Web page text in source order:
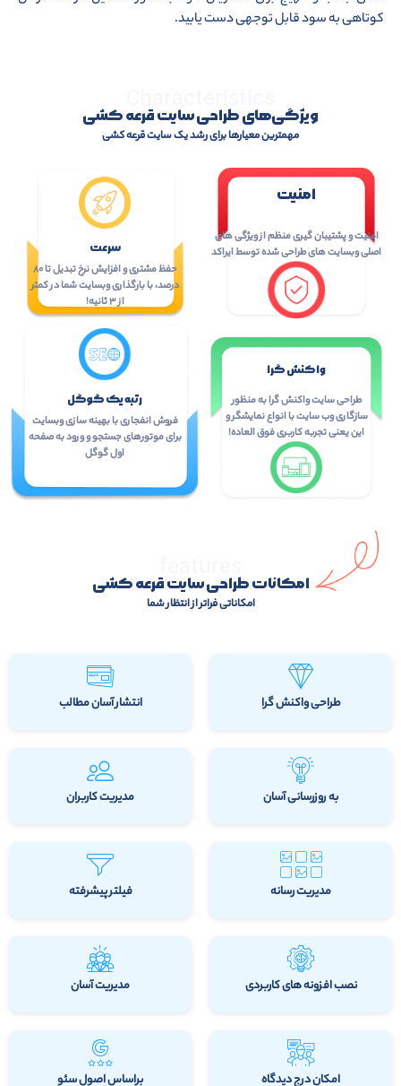
کوتاهی به سود قابل توجهی دست یابید.
ویژگی‌های طراحی سایت قرعه کشی
مهمترین معیارها برای رشد یک سایت قرعه کشی
امنیت
امنیت و پشتیبان گیری منظم از ویژگی های
اصلی وبسایت های طراحی شده توسط ایراکد
سرعت
حفظ مشتری و افزایش نرخ تبدیل تا ۸۰
درصد، با بارگذاری وبسایت شما در کمتر
از ۳ ثانیه!
واکنش گرا
طراحی سایت واکنش گرا به منظور
سازگاری وب سایت با انواع نمایشگر و
این یعنی تجربه کاربری فوق العاده!
رتبه یک گوگل
فروش انفجاری با بهینه سازی وبسایت
برای موتورهای جستجو و ورود به صفحه
اول گوگل
امکانات طراحی سایت قرعه کشی
امکاناتی فراتر از انتظار شما
طراحی واکنش گرا انتشار آسان مطالب
به روزرسانی آسان مدیریت کاربران
مدیریت رسانه فیلتر پیشرفته
نصب افزونه های کاربردی مدیریت آسان
امکان درج دیدگاه براساس اصول سئو